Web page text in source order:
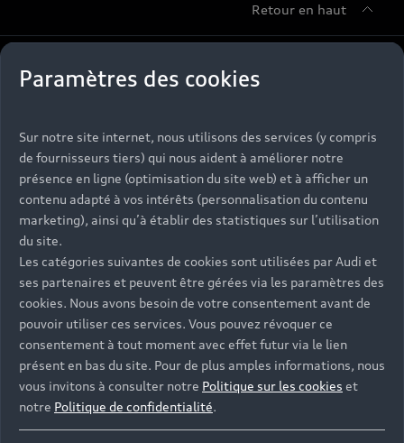
Paramètres des cookies
Sur notre site internet, nous utilisons des services (y compris
de fournisseurs tiers) qui nous aident à améliorer notre
présence en ligne (optimisation du site web) et à afficher un
contenu adapté à vos intérêts (personnalisation du contenu
marketing), ainsi qu’à établir des statistiques sur l’utilisation
du site.
Les catégories suivantes de cookies sont utilisées par Audi et
ses partenaires et peuvent être gérées via les paramètres des
cookies. Nous avons besoin de votre consentement avant de
pouvoir utiliser ces services. Vous pouvez révoquer ce
consentement à tout moment avec effet futur via le lien
présent en bas du site. Pour de plus amples informations, nous
vous invitons à consulter notre Politique sur les cookies et
notre Politique de confidentialité.
Retour en haut
Tous les modèles
Recherche de véhicules neufs
Véhicules d'occasion disponibles
Offres pour les professionnels
Demander un essai
Accessibilité - Clients Sourds et Malentendants
Trouver mon Partenaire Audi
Électrique
Hybride rechargeable
Citadine
Compacte
Avant
SUV électrique
Achat et location
Offres du moment
Configurer mon Audi
Réservation et option d'achat
Financer mon Audi
Garanties Audi
Pour les professionnels
Voiture électrique
Voiture hybride
Voiture commerciale
Voiture de direction
Votre Audi
Entretenir et réparer mon Audi
Offres Après-Vente
Accessoires et équipements
Univers Audi
Histoire du progrès
Notre vision